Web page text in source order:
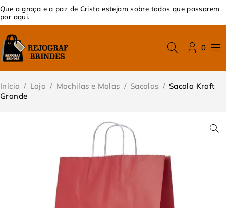
Que a graça e a paz de Cristo estejam sobre todos que passarem
por aqui.
0
Início / Loja / Mochilas e Malas / Sacolas / Sacola Kraft
Grande